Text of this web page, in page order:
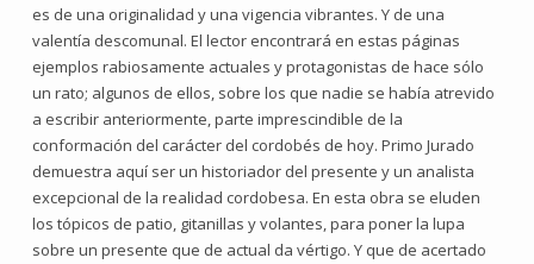
es de una originalidad y una vigencia vibrantes. Y de una
valentía descomunal. El lector encontrará en estas páginas
ejemplos rabiosamente actuales y protagonistas de hace sólo
un rato; algunos de ellos, sobre los que nadie se había atrevido
a escribir anteriormente, parte imprescindible de la
conformación del carácter del cordobés de hoy. Primo Jurado
demuestra aquí ser un historiador del presente y un analista
excepcional de la realidad cordobesa. En esta obra se eluden
los tópicos de patio, gitanillas y volantes, para poner la lupa
sobre un presente que de actual da vértigo. Y que de acertado